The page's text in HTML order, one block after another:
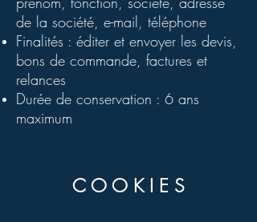
de la société, e-mail, téléphone
Finalités : éditer et envoyer les devis,
bons de commande, factures et
relances
Durée de conservation : 6 ans
maximum
C O O K I E S